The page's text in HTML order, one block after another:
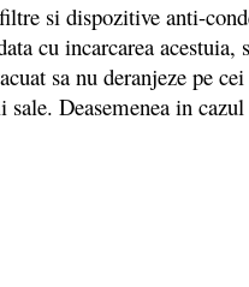
si dispozitive anti-
cu incarcarea
sa nu deranjeze pe
Deasemenea in